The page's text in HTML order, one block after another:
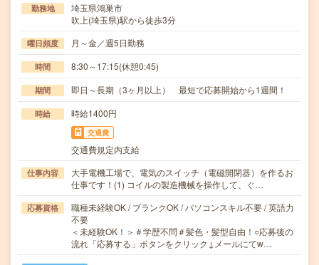
勤務地
埼玉県鴻巣市
吹上(埼玉県)駅から徒歩3分
曜日頻度 月～金／週5日勤務
時間 8:30～17:15(休憩0:45)
期間 即日～長期（3ヶ月以上） 最短で応募開始から1週間！
時給 時給1400円
交通費
交通費規定内支給
仕事内容
大手電機工場で、電気のスイッチ（電磁開閉器）を作るお
仕事です！(1) コイルの製造機械を操作して、ぐ…
応募資格
職種未経験OK / ブランクOK / パソコンスキル不要 / 英語力
不要
＜未経験OK！＞＃学歴不問＃髪色・髪型自由！○応募後の
流れ「応募する」ボタンをクリック↓メールにてw…